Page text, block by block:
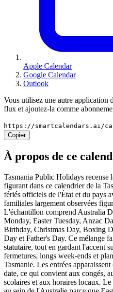
Apple Calendar
Google Calendar
Outlook
Vous utilisez une autre application
flux et ajoutez-la comme
https://smartcalendars.ai/cal/
Copier
À propos de ce
Tasmania Public Holidays recense
figurant dans ce calendrier de la
fériés officiels de l'État et du pays
familiales largement observées
L'échantillon comprend Australia
Monday, Easter Tuesday, Anzac
Birthday, Christmas Day, Boxing
Day et Father's Day. Ce mélange
statutaire, tout en gardant l'accent
fermetures, longs week-ends et
Tasmanie. Les entrées
date, ce qui convient aux congés,
scolaires et aux horaires locaux.